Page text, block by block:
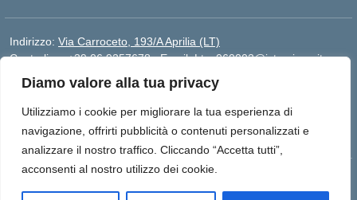
Diamo valore alla tua privacy
Utilizziamo i cookie per migliorare la tua esperienza di
navigazione, offrirti pubblicità o contenuti personalizzati e
analizzare il nostro traffico. Cliccando “Accetta tutti”,
acconsenti al nostro utilizzo dei cookie.
Indirizzo: Via Carroceto, 193/A Aprilia (LT)
Centralino:+39 06 9257678 Email:Ltps060002@istruzione.it
Posta elettronica certificata (PEC):Ltps060002@pec.istruzione.it
Codice meccanografico:
LTPS060002